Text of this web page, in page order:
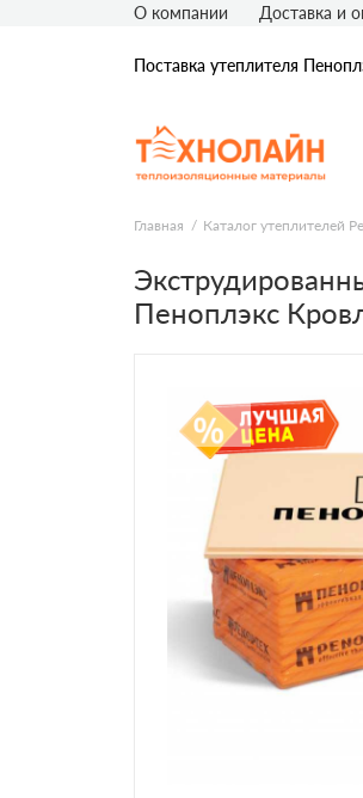
Поставка утеплителя
О компании Доставка и
Главная Каталог утеплителей
Пеноплэкс